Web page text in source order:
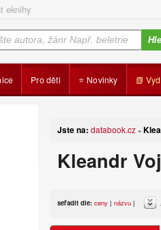
eknihy
Pro děti ⭐ Novinky 📗
Jste na: databook.cz »
Kleandr
seřadit dle: ceny | názvu |